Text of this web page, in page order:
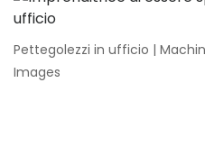
Pettegolezzi in ufficio |
Images